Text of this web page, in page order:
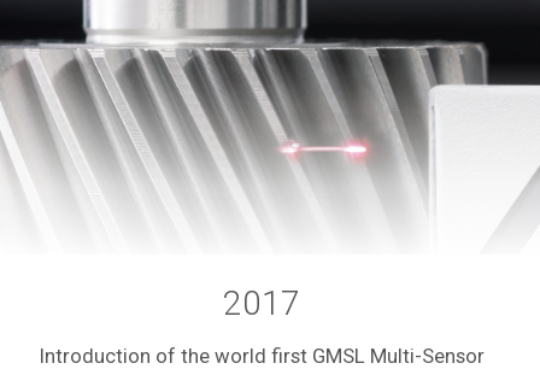
2017
Introduction of the world first GMSL Multi-Sensor